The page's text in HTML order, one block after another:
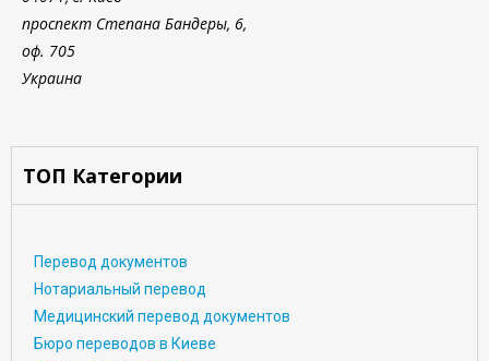
проспект Степана Бандеры, 6,
оф. 705
Украина
ТОП Категории
Перевод документов
Нотариальный перевод
Медицинский перевод документов
Бюро переводов в Киеве